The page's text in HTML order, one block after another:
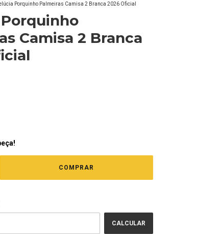
Porquinho Palmeiras Camisa 2 Branca 2026 Oficial
Camisa 2 Branca
CALCULAR